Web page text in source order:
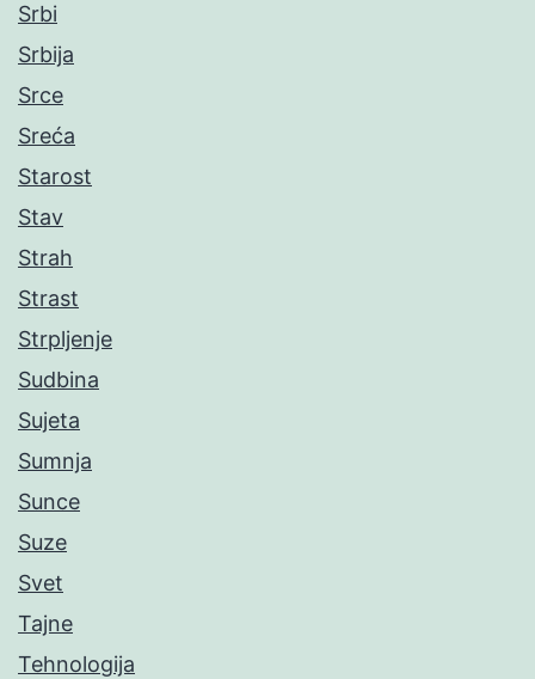
Srbi
Srbija
Srce
Sreća
Starost
Stav
Strah
Strast
Strpljenje
Sudbina
Sujeta
Sumnja
Sunce
Suze
Svet
Tajne
Tehnologija